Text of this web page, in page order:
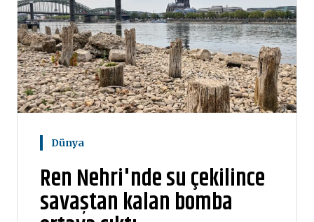
Dünya
Ren Nehri'nde su çekilince
savaştan kalan bomba